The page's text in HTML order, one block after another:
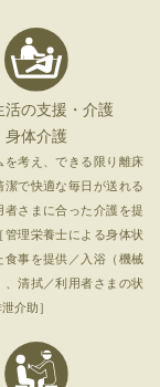
活の支援・介護
身体介護
を考え、できる限り離床
潔で快適な毎日が送れる
者さまに合った介護を提
管理栄養士による身体状
食事を提供／入浴（機械
、清拭／利用者さまの状
介助］